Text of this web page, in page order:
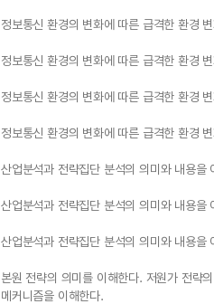
정보통신 환경의 변화에 따른 급격한 환경
정보통신 환경의 변화에 따른 급격한 환경
정보통신 환경의 변화에 따른 급격한 환경
정보통신 환경의 변화에 따른 급격한 환경
산업분석과 전략집단 분석의 의미와 내용을
산업분석과 전략집단 분석의 의미와 내용을
산업분석과 전략집단 분석의 의미와 내용을
본원 전략의 의미를 이해한다. 저원가 전략
메커니즘을 이해한다.